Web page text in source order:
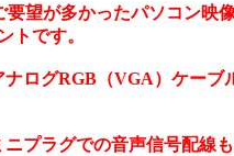
要望が多かったパソコン映
トです。
ログRGB（VGA）ケーブ
ニプラグでの音声信号配線